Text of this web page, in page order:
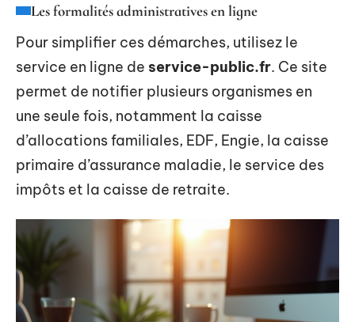
Les formalités administratives en ligne
Pour simplifier ces démarches, utilisez le
service en ligne de service-public.fr. Ce site
permet de notifier plusieurs organismes en
une seule fois, notamment la caisse
d’allocations familiales, EDF, Engie, la caisse
primaire d’assurance maladie, le service des
impôts et la caisse de retraite.